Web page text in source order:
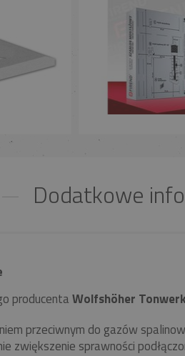
Dodatkowe
producentaWolfshöher
przeciwnym do gazów
zwiększenie sprawności